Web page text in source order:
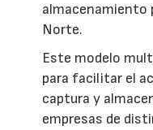
almacenamiento
Norte.
Este modelo
para facilitar el
captura y
empresas de